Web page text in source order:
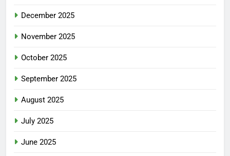
December 2025
November 2025
October 2025
September 2025
August 2025
July 2025
June 2025